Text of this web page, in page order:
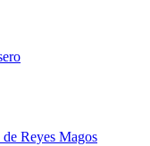
Reyes Magos